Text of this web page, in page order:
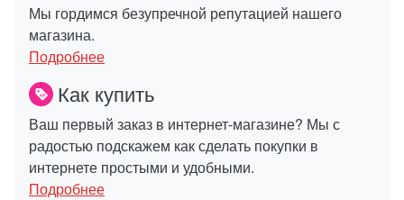
Мы гордимся безупречной репутацией нашего
магазина.
Подробнее
Как купить
Ваш первый заказ в интернет-магазине? Мы с
радостью подскажем как сделать покупки в
интернете простыми и удобными.
Подробнее